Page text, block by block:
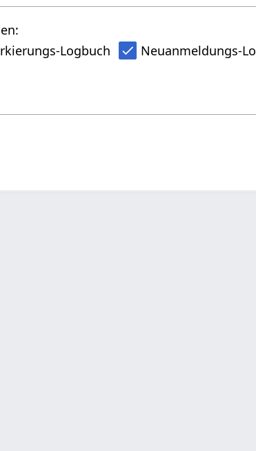
Logbuch Neuanmeldungs-